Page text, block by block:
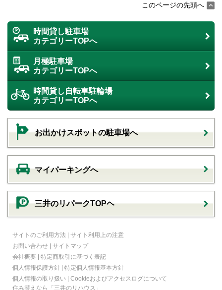
このページの先頭へ
時間貸し駐車場
カテゴリーTOPへ
月極駐車場
カテゴリーTOPへ
時間貸し自転車駐輪場
カテゴリーTOPへ
お出かけスポットの駐車場へ
マイパーキングへ
三井のリパークTOPヘ
サイトのご利用方法 | サイト利用上の注意
お問い合わせ | サイトマップ
会社概要 | 特定商取引に基づく表記
個人情報保護方針 | 特定個人情報基本方針
個人情報の取り扱い | Cookieおよびアクセスログについて
住み替えなら
「三井のリハウス」